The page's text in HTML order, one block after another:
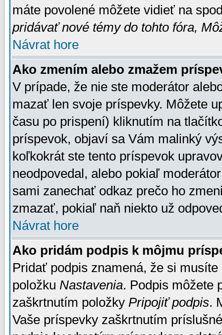
máte povolené môžete vidieť na
pridávať nové témy do tohto fóra,
Návrat hore
Ako zmením alebo zmažem
V prípade, že nie ste moderátor
mazať len svoje príspevky. Môžete
času po prispení) kliknutím na
príspevok, objaví sa Vám malinký
koľkokrát ste tento príspevok
neodpovedal, alebo pokiaľ
sami zanechať odkaz prečo ho
zmazať, pokiaľ naň niekto už
Návrat hore
Ako pridám podpis k môjmu
Pridať podpis znamená, že si
položku Nastavenia. Podpis môžete
zaškrtnutím položky Pripojiť podpis.
Vaše príspevky zaškrtnutím